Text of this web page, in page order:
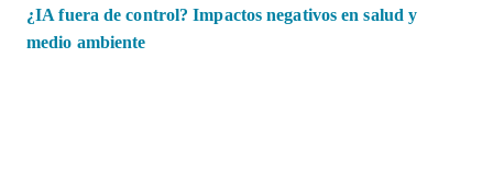
¿IA fuera de control? Impactos negativos en salud y
medio ambiente